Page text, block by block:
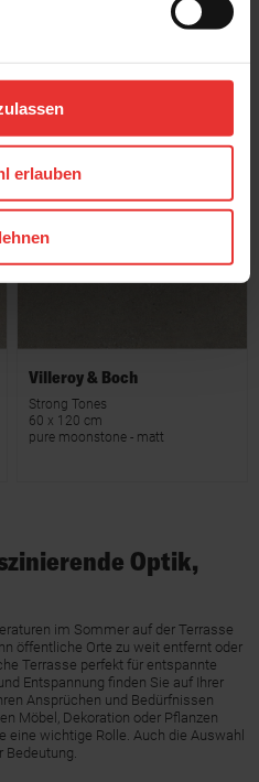
erlauben
60 x 120 cm
Villeroy & Boch
Strong Tones
60 x 120 cm
pure moonstone - matt
Optik,
im Sommer auf der Terrasse
öffentliche Orte zu weit entfernt oder
Terrasse perfekt für entspannte
Entspannung finden Sie auf Ihrer
Ansprüchen und Bedürfnissen
Möbel, Dekoration oder Pflanzen
wichtige Rolle. Auch die Auswahl
Bedeutung.